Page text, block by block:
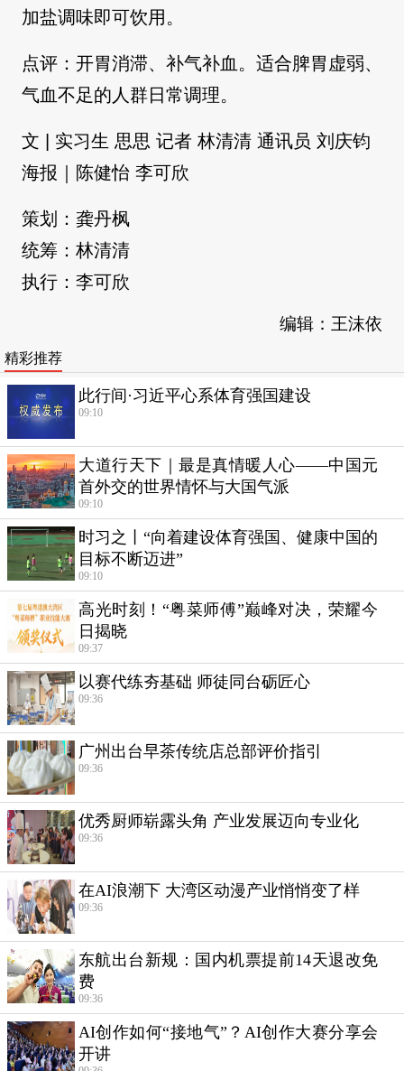
加盐调味即可饮用。
点评：开胃消滞、补气补血。适合脾胃虚弱、
气血不足的人群日常调理。
文 | 实习生 思思 记者 林清清 通讯员 刘庆钧
海报｜陈健怡 李可欣
策划：龚丹枫
统筹：林清清
执行：李可欣
编辑：王沫依
精彩推荐